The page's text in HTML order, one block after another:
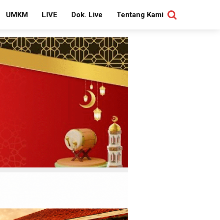
UMKM LIVE Dok. Live Tentang Kami
SEARCH